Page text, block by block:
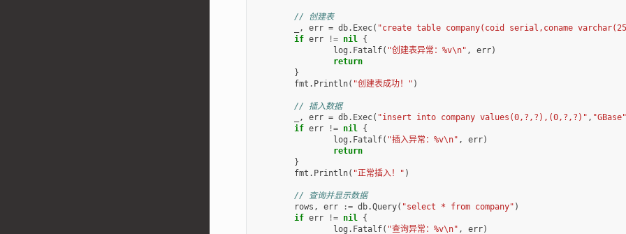
// 创建表
, err = db. Exec( "create table company(coid serial,coname
if err != nil {
log . Fatalf( "创建表异常：%v\n" , err)
return
}
fmt . Println( "创建表成功！" )
// 插入数据
, err = db. Exec( "insert into company values(0,?,?),(0,?,?)" , "GBase"
if err != nil {
log . Fatalf( "插入异常：%v\n" , err)
return
}
fmt . Println( "正常插入！" )
// 查询并显示数据
rows , err := db.Query( "select * from company" )
if err != nil {
log . Fatalf( "查询异常：%v\n" , err)